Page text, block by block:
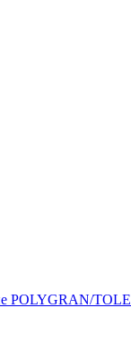
POLYGRAN/